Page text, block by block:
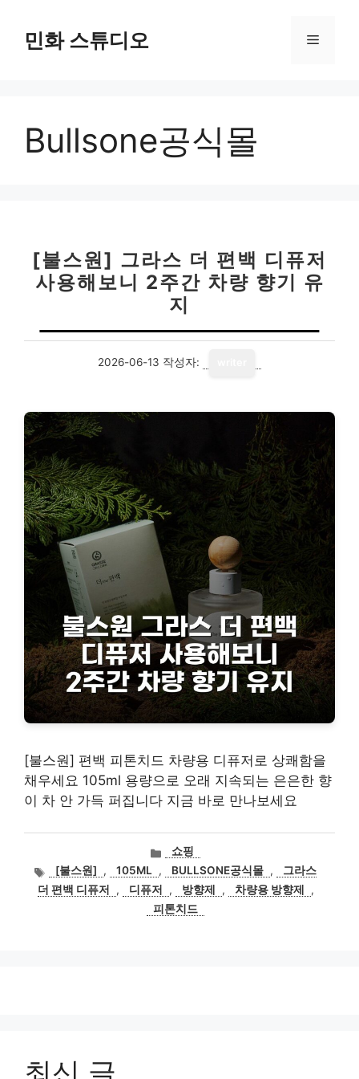
민화 스튜디오 메
Bullsone공식몰
[불스원] 그라스 더 편백 디퓨저
사용해보니 2주간 차량 향기 유
지
2026-06-13 작성자:
[불스원] 편백 피톤치드 차량용 디퓨저로 상쾌함을
채우세요 105ml 용량으로 오래 지속되는 은은한 향
이 차 안 가득 퍼집니다 지금 바로 만나보세요
카
테
고
리
쇼핑
태
그
[불스원] , 105ML , BULLSONE공식몰 ,
그라스
더 편백 디퓨저
, 디퓨저 , 방향제 , 차량용 방향제
,
피톤치드
최신 글